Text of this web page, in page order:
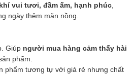
vui tươi, đầm ấm, hạnh phúc
ngày thêm mặn nồng.
Giúp người mua hàng cảm thấy hài
phẩm.
phẩm tương tự với giá rẻ nhưng chất